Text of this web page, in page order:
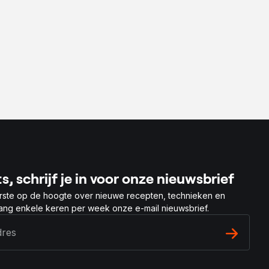
schrijf je in voor onze nieuwsbrief
op de hoogte over nieuwe recepten, technieken en
enkele keren per week onze e-mail nieuwsbrief.